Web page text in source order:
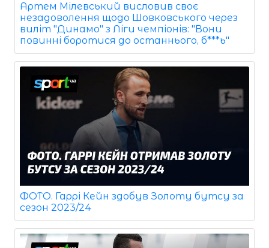
Артем Мілевський висловив своє
незадоволення щодо Шовковського через
виліт "Динамо" з Ліги чемпіонів: "Вони
повинні боротися до останнього, б***ь"
ФОТО. Гаррі Кейн здобув Золоту бутсу за
сезон 2023/24